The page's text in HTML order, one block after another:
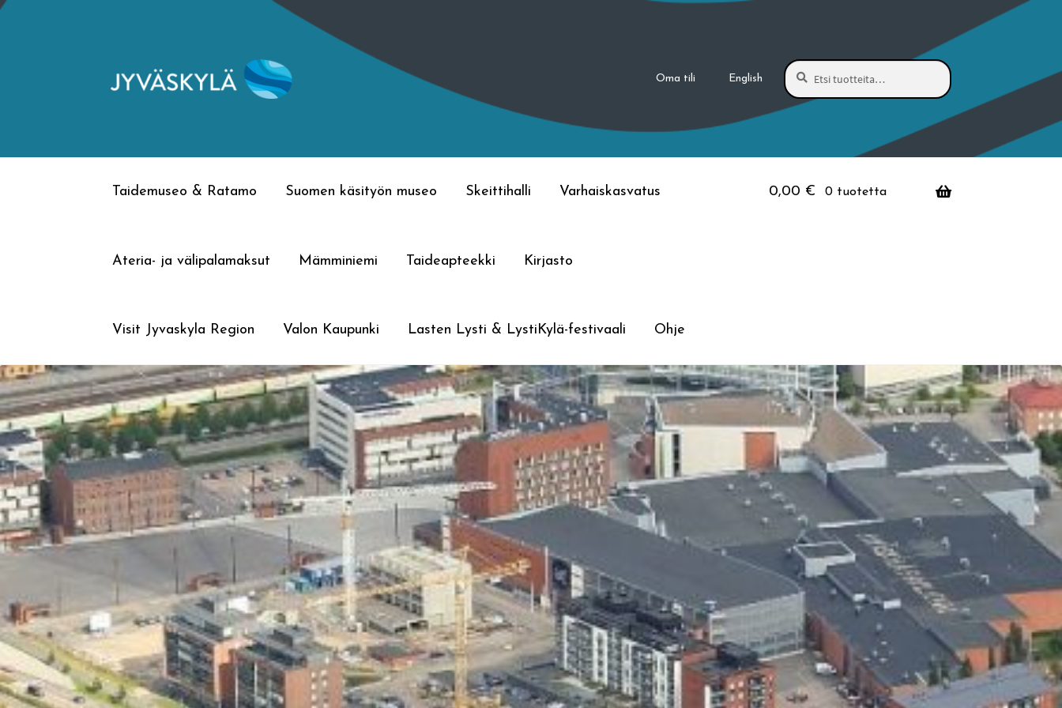
Siirry
Siirry
Oma tili English
Etsi:
Haku
Taidemuseo & Ratamo Suomen käsityön museo Skeittihalli Varhaiskasvatus
Ateria- ja välipalamaksut Mämminiemi Taideapteekki Kirjasto
Visit Jyvaskyla Region Valon Kaupunki Lasten Lysti & LystiKylä-festivaali Ohje
0,00 € 0 tuotetta